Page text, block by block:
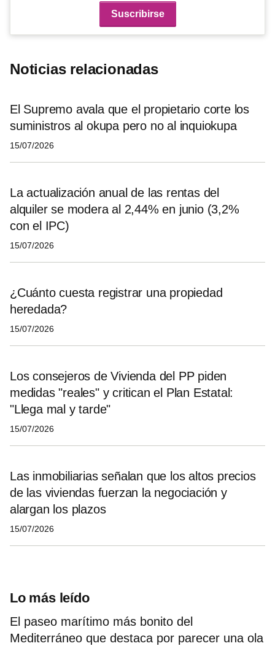
Noticias relacionadas
El Supremo avala que el propietario corte los
suministros al okupa pero no al inquiokupa
15/07/2026
La actualización anual de las rentas del
alquiler se modera al 2,44% en junio (3,2%
con el IPC)
15/07/2026
¿Cuánto cuesta registrar una propiedad
heredada?
15/07/2026
Los consejeros de Vivienda del PP piden
medidas "reales" y critican el Plan Estatal:
"Llega mal y tarde"
15/07/2026
Las inmobiliarias señalan que los altos precios
de las viviendas fuerzan la negociación y
alargan los plazos
15/07/2026
Lo más leído
El paseo marítimo más bonito del
Mediterráneo que destaca por parecer una ola